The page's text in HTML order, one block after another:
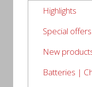
Highlights
Special offers
New
Batteries |